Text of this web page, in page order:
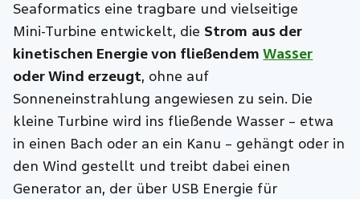
Seaformatics eine tragbare und vielseitige
Mini‑Turbine entwickelt, die Strom aus der
kinetischen Energie von fließendemWasser
oder Wind erzeugt, ohne auf
Sonneneinstrahlung angewiesen zu sein. Die
kleine Turbine wird ins fließende Wasser – etwa
in einen Bach oder an ein Kanu – gehängt oder in
den Wind gestellt und treibt dabei einen
Generator an, der über USB Energie für